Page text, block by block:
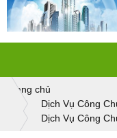
Trang chủ
Dịch Vụ Công
Dịch Vụ Công